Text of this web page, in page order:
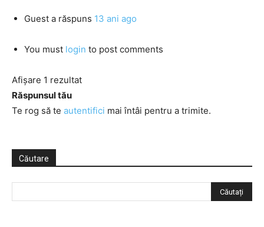
Guest a răspuns 13 ani ago
You must login to post comments
Afișare 1 rezultat
Răspunsul tău
Te rog să te autentifici mai întâi pentru a trimite.
Căutare